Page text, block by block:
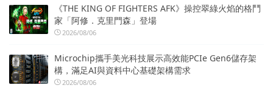
《THE KING OF FIGHTERS AFK》操控翠綠火焰的格鬥
家「阿修．克里門森」登場
2026/08/06
Microchip攜手美光科技展示高效能PCIe Gen6儲存架
構，滿足AI與資料中心基礎架構需求
2026/08/06